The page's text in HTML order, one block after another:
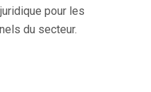
pour les
du secteur.